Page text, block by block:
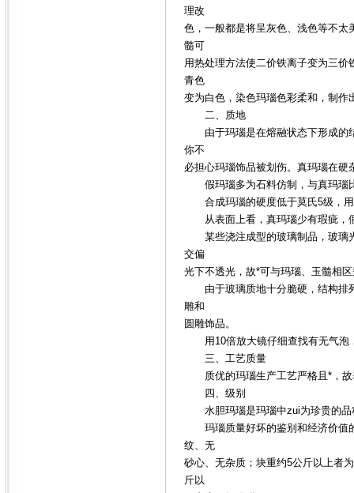
理改
色，一般都是将呈灰色、浅色等不
髓可
用热处理方法使二价铁离子变为三
青色
变为白色，染色玛瑙色彩柔和，制
二、质地
由于玛瑙是在熔融状态下形成的结
你不
必担心玛瑙饰品被划伤。真玛瑙在
假玛瑙多为石料仿制，与真玛瑙
合成玛瑙的硬度低于莫氏5级，用
从表面上看，真玛瑙少有瑕疵，
某些浇注成型的玻璃制品，玻璃光
交偏
光下不透光，故*可与玛瑙、玉髓相
由于玻璃质地十分脆硬，结构排列
雕和
圆雕饰品。
用10倍放大镜仔细查找有无气泡
三、工艺质量
质优的玛瑙生产工艺严格且*，故
四、级别
水胆玛瑙是玛瑙中zui为珍贵的品
玛瑙质量好坏的鉴别和经济价值的
纹、无
砂心、无杂质；块重约5公斤以上者
斤以